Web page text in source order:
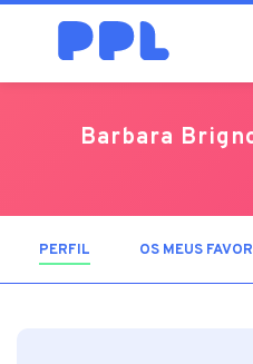
Barbara
PERFIL (SEPARADOR ATIVO)
OS MEUS